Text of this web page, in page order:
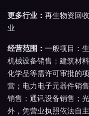
更多行业： 再生物资回
业
经营范围： 一般项目：
机械设备销售；建筑材
化学品等需许可审批的
营；电力电子元器件销
销售；通讯设备销售；
外，凭营业执照依法自